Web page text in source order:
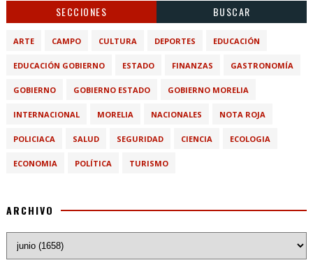
SECCIONES BUSCAR
ARTE CAMPO CULTURA DEPORTES EDUCACIÓN
EDUCACIÓN GOBIERNO ESTADO FINANZAS GASTRONOMÍA
GOBIERNO GOBIERNO ESTADO GOBIERNO MORELIA
INTERNACIONAL MORELIA NACIONALES NOTA ROJA
POLICIACA SALUD SEGURIDAD CIENCIA ECOLOGIA
ECONOMIA POLÍTICA TURISMO
ARCHIVO